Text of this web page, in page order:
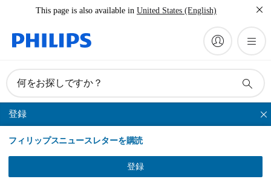
This page is also available in United States (English)
何をお探しですか？
登録
フィリップスニュースレターを購読
登録
フレッシュブレス